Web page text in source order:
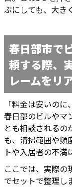
ぶにしても、大き
春日部市で
頼する際、
レームをリ
「料金は安いの
春日部のビルやマ
とも相談されるの
も、清掃範囲や頻
トや入居者の不満
ここでは、実際の
でセットで整理し